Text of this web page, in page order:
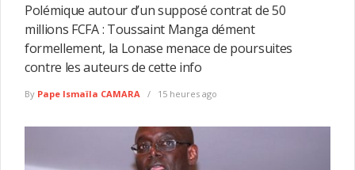
Polémique autour d’un supposé contrat de 50
millions FCFA : Toussaint Manga dément
formellement, la Lonase menace de poursuites
contre les auteurs de cette info
By Pape Ismaïla CAMARA 15 heures ago